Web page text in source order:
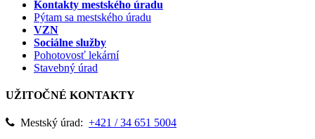
Kontakty mestského úradu
Pýtam sa mestského úradu
VZN
Sociálne služby
Pohotovosť lekární
Stavebný úrad
UŽITOČNÉ KONTAKTY
Mestský úrad: +421 / 34 651 5004